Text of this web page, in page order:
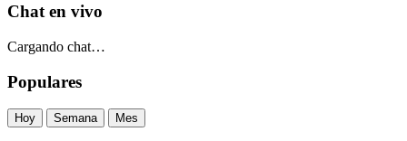
Chat en vivo
Cargando chat…
Populares
Hoy Semana Mes